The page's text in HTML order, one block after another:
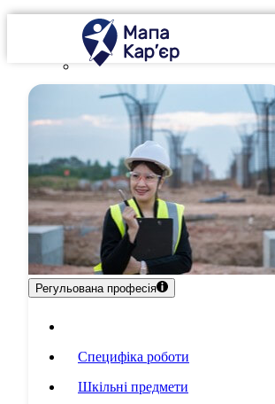
Регульована професія
Специфіка роботи
Шкільні предмети